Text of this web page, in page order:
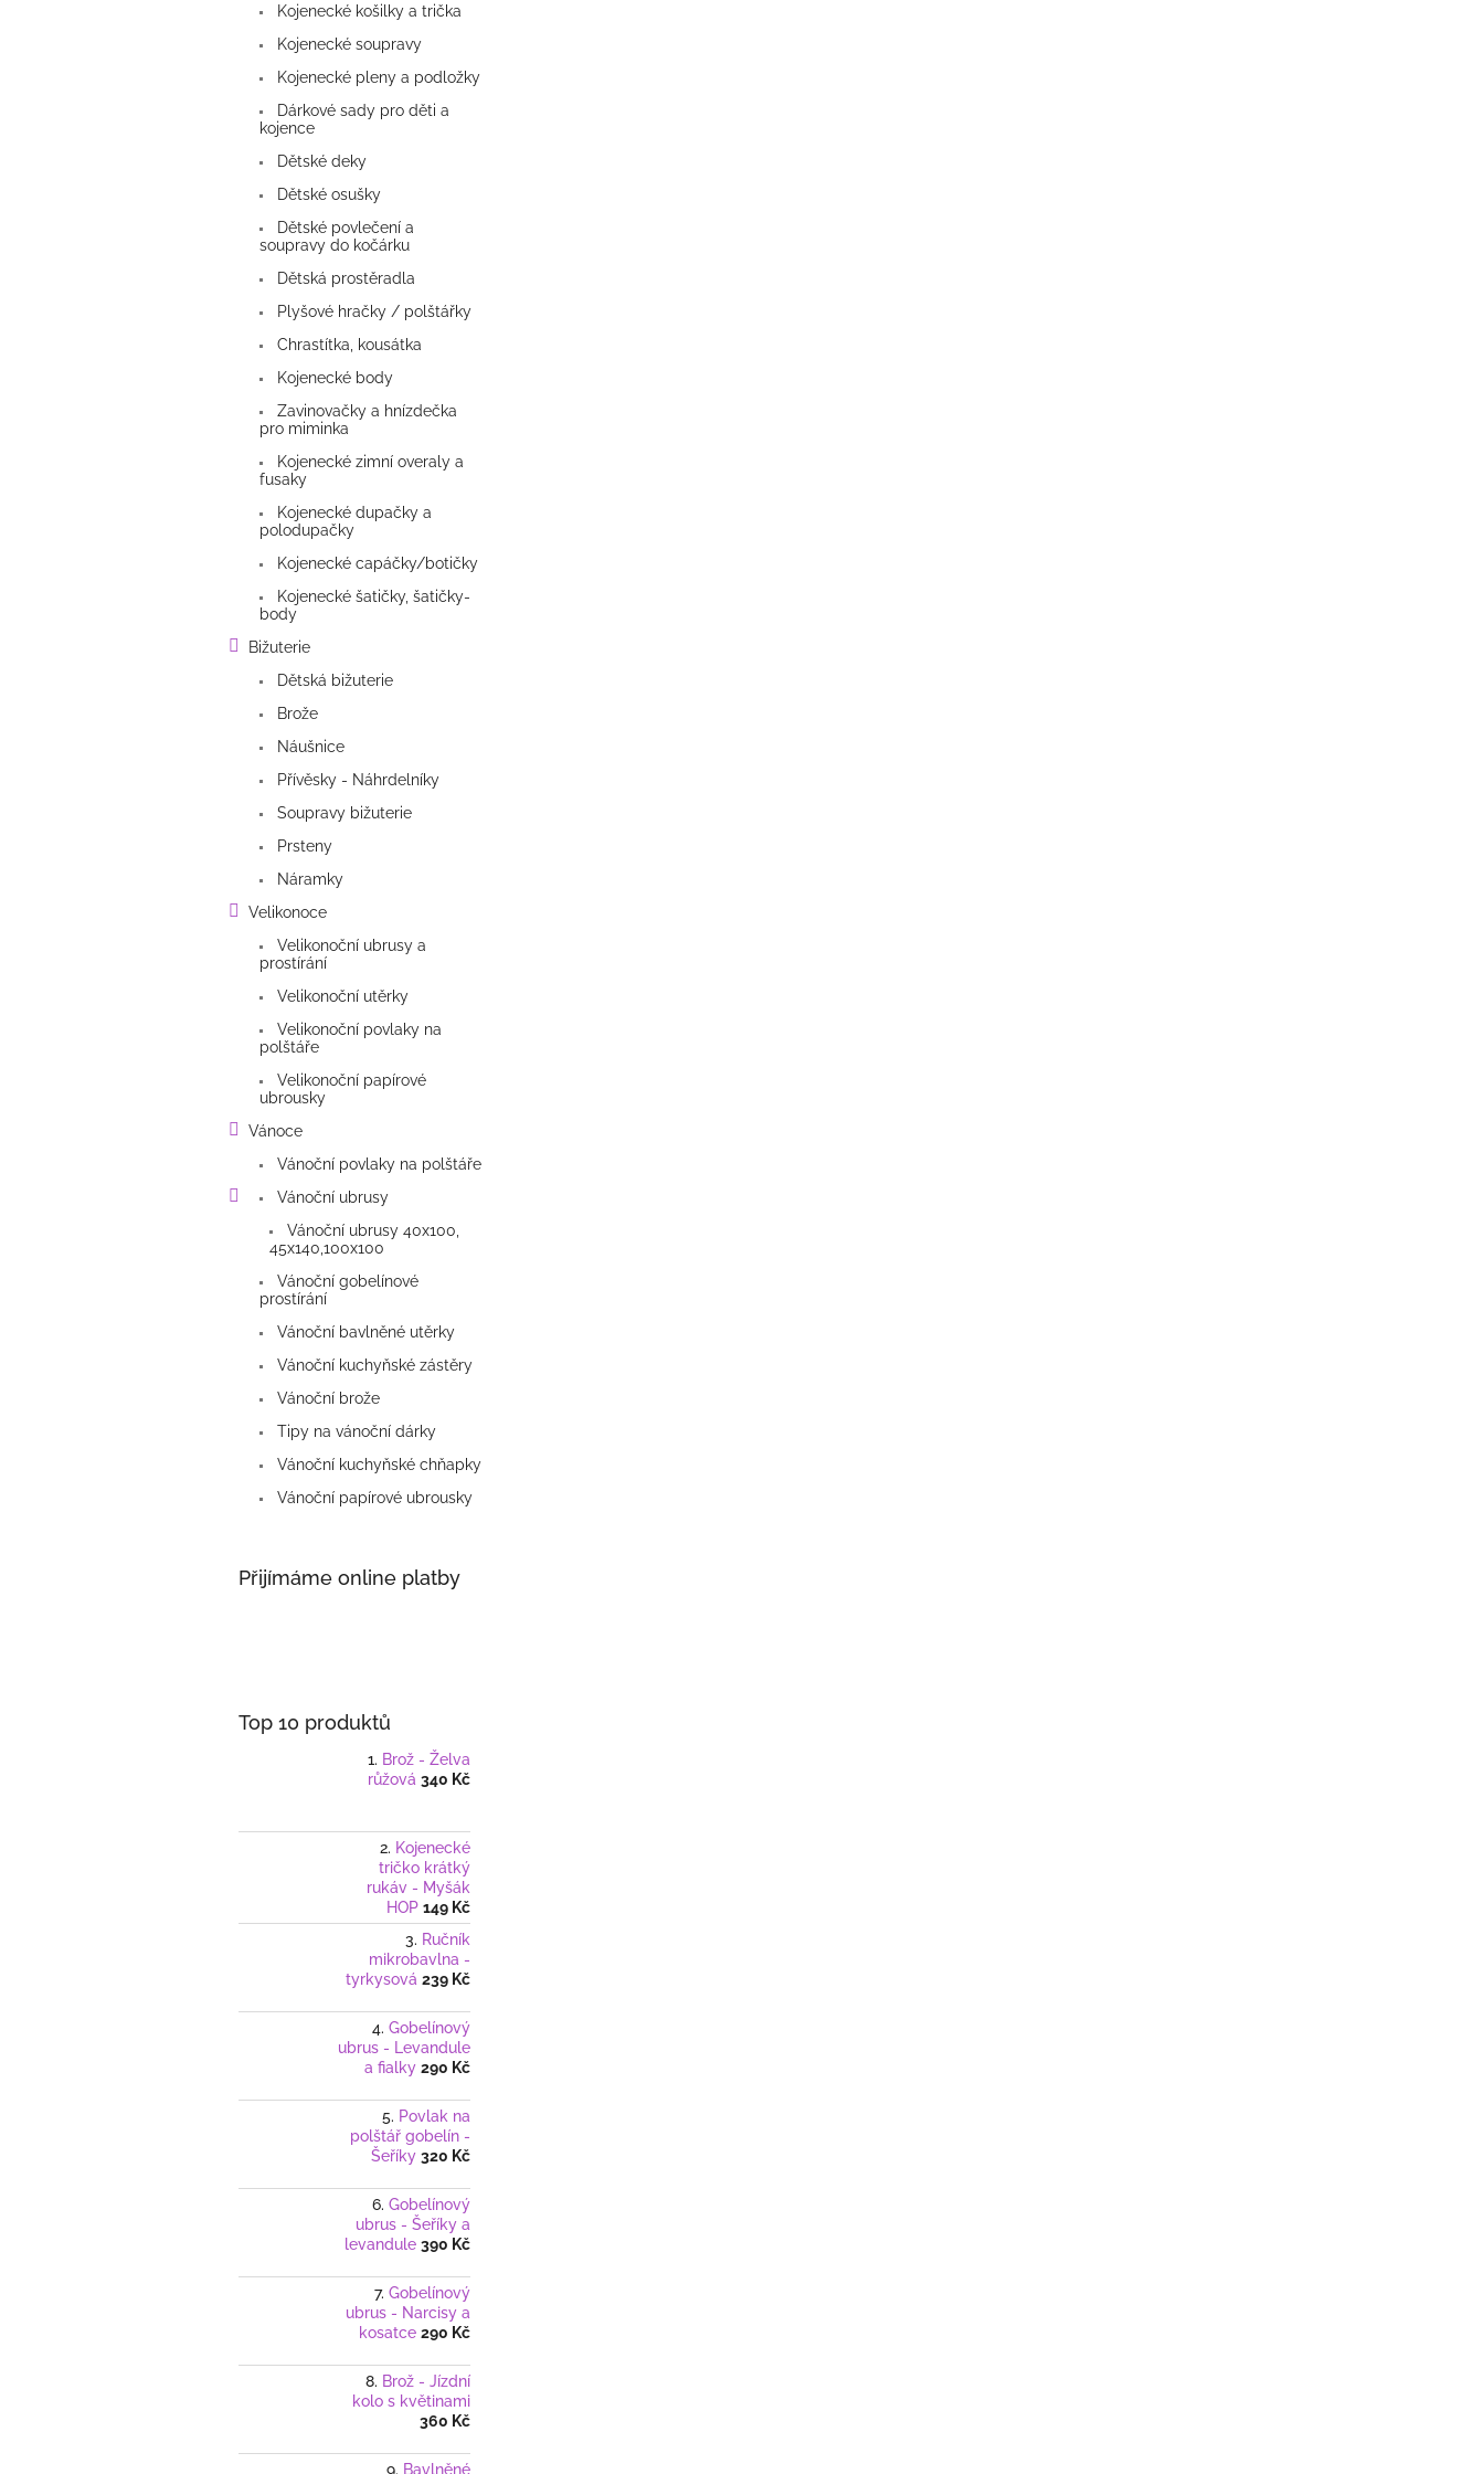
Kojenecké košilky a trička
Kojenecké soupravy
Kojenecké pleny a podložky
Dárkové sady pro děti a
kojence
Dětské deky
Dětské osušky
Dětské povlečení a
soupravy do kočárku
Dětská prostěradla
Plyšové hračky / polštářky
Chrastítka, kousátka
Kojenecké body
Zavinovačky a hnízdečka
pro miminka
Kojenecké zimní overaly a
fusaky
Kojenecké dupačky a
polodupačky
Kojenecké capáčky/botičky
Kojenecké šatičky, šatičky-
body
Bižuterie
Dětská bižuterie
Brože
Náušnice
Přívěsky - Náhrdelníky
Soupravy bižuterie
Prsteny
Náramky
Velikonoce
Velikonoční ubrusy a
prostírání
Velikonoční utěrky
Velikonoční povlaky na
polštáře
Velikonoční papírové
ubrousky
Vánoce
Vánoční povlaky na polštáře
Vánoční ubrusy
Vánoční ubrusy 40x100,
45x140,100x100
Vánoční gobelínové
prostírání
Vánoční bavlněné utěrky
Vánoční kuchyňské zástěry
Vánoční brože
Tipy na vánoční dárky
Vánoční kuchyňské chňapky
Vánoční papírové ubrousky
Přijímáme online platby
Top 10 produktů
Brož - Želva
růžová 340 Kč
Kojenecké
tričko krátký
rukáv - Myšák
HOP 149 Kč
Ručník
mikrobavlna -
tyrkysová 239 Kč
Gobelínový
ubrus - Levandule
a fialky 290 Kč
Povlak na
polštář gobelín -
Šeříky 320 Kč
Gobelínový
ubrus - Šeříky a
levandule 390 Kč
Gobelínový
ubrus - Narcisy a
kosatce 290 Kč
Brož - Jízdní
kolo s květinami
360 Kč
Bavlněné